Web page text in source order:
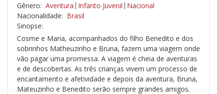
Gênero: Aventura Infanto Juvenil Nacional
Nacionalidade: Brasil
Sinopse:
Cosme e Maria, acompanhados do filho Benedito e dos
sobrinhos Matheuzinho e Bruna, fazem uma viagem onde
vão pagar uma promessa. A viagem é cheia de aventuras
e de descobertas. As três crianças vivem um processo de
encantamento e afetividade e depois da aventura, Bruna,
Mateuzinho e Benedito serão sempre grandes amigos.